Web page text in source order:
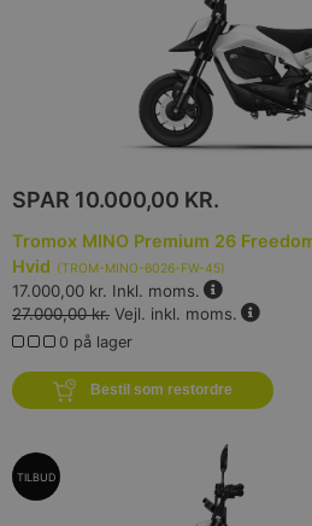
SPAR 10.000,00 KR.
Tromox MINO Premium 26
Hvid (TROM-MINO-6026-FW-45)
17.000,00 kr. Inkl. moms.
27.000,00 kr. Vejl. inkl. moms.
0 på lager
Bestil som restordre
TILBUD